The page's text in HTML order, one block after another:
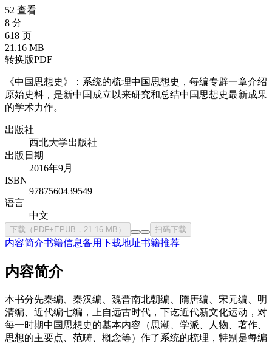
52 查看
8 分
618 页
21.16 MB
转换版PDF
《中国思想史》：系统的梳理中国思想史，每编专辟一章介绍
原始史料，是新中国成立以来研究和总结中国思想史最新成果
的学术力作。
出版社
西北大学出版社
出版日期
2016年9月
ISBN
9787560439549
语言
中文
下载（PDF+EPUB，21.16 MB） 扫码下载
内容简介书籍信息备用下载地址书籍推荐
内容简介
本书分先秦编、秦汉编、魏晋南北朝编、隋唐编、宋元编、明
清编、近代编七编，上自远古时代，下讫近代新文化运动，对
每一时期中国思想史的基本内容（思潮、学派、人物、著作、
思想的主要点、范畴、概念等）作了系统的梳理，特别是每编